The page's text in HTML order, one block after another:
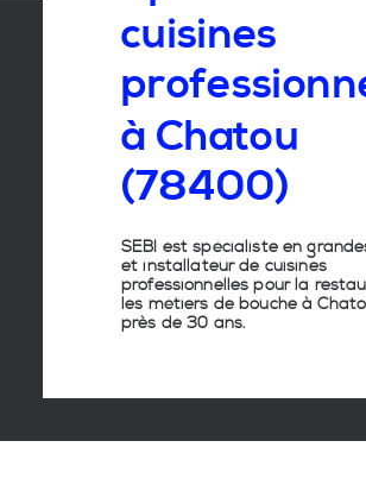
cuisines
à Chatou
(78400)
SEBI est spécialiste en
et installateur de cuisines
professionnelles pour la
les métiers de bouche à
près de 30 ans.